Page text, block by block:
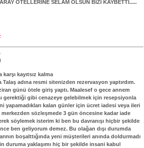
OTELLERİNE SELAM OLSUN BİZİ KAYBETTİ.....
kayıtsız kalma
Talaş adına resmi sitenizden rezervasyon yaptırdım.
günü ötele giriş yaptı. Maalesef o gece annem
gerektiği gibi cenazeye gelebilmek için resepsiyonla
yapamadıkları kalan günler için ücret iadesi veya ileri
sözleşmede 3 gün öncesine kadar iade
söylemek isterim ki ben bu davranışı hiçbir şekilde
ben geliyorum demez. Bu olağan dışı durumda
boşalttığında yeni müşterileri anında doldurmadı
duruma yaklaşımı hiç bir şekilde insani kabul